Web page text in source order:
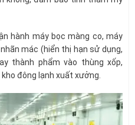
hành máy bọc màng co, máy
mác (hiển thị hạn sử dụng,
thành phẩm vào thùng xốp,
đông lạnh xuất xưởng.